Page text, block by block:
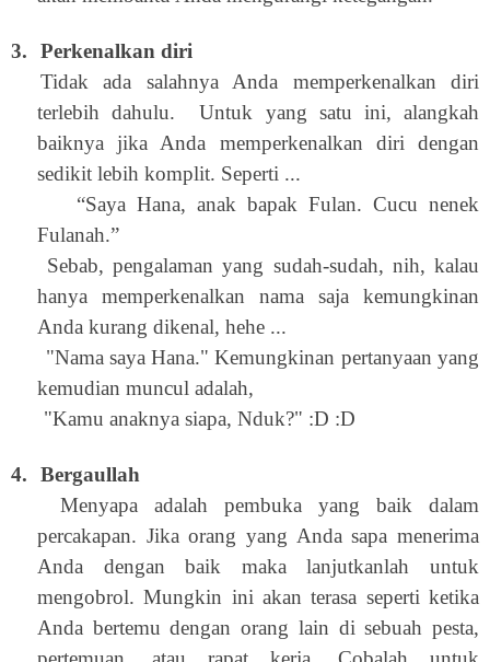
3.
Perkenalkan diri
Tidak ada salahnya Anda memperkenalkan diri
terlebih dahulu. Untuk yang satu ini, alangkah
baiknya jika Anda memperkenalkan diri dengan
sedikit lebih komplit. Seperti ...
“Saya Hana, anak bapak Fulan. Cucu nenek
Fulanah.”
Sebab, pengalaman yang sudah-sudah, nih, kalau
hanya memperkenalkan nama saja kemungkinan
Anda kurang dikenal, hehe ...
"Nama saya Hana." Kemungkinan pertanyaan yang
kemudian muncul adalah,
"Kamu anaknya siapa, Nduk?" :D :D
4.
Bergaullah
Menyapa adalah pembuka yang baik dalam
percakapan. Jika orang yang Anda sapa menerima
Anda dengan baik maka lanjutkanlah untuk
mengobrol. Mungkin ini akan terasa seperti ketika
Anda bertemu dengan orang lain di sebuah pesta,